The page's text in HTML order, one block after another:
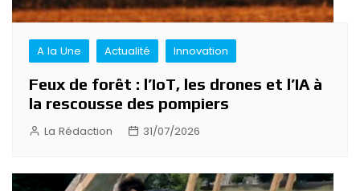
A la Une Actualité Innovation
Feux de forêt : l’IoT, les drones et l’IA à
la rescousse des pompiers
La Rédaction 31/07/2026